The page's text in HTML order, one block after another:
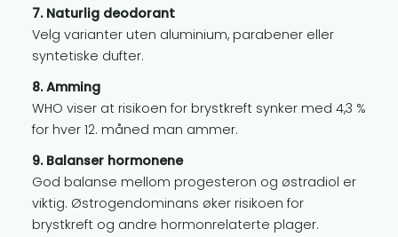
7. Naturlig deodorant
Velg varianter uten aluminium, parabener eller
syntetiske dufter.
8. Amming
WHO viser at risikoen for brystkreft synker med 4,3 %
for hver 12. måned man ammer.
9. Balanser hormonene
God balanse mellom progesteron og østradiol er
viktig. Østrogendominans øker risikoen for
brystkreft og andre hormonrelaterte plager.